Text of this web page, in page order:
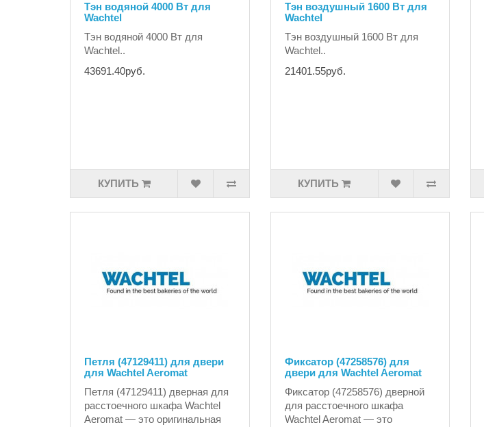
Тэн водяной 4000 Вт для
Wachtel
Тэн водяной 4000 Вт для
Wachtel..
43691.40руб.
КУПИТЬ
Тэн воздушный 1600 Вт для
Wachtel
Тэн воздушный 1600 Вт для
Wachtel..
21401.55руб.
КУПИТЬ
Петля (47129411) для двери
для Wachtel Aeromat
Петля (47129411) дверная для
расстоечного шкафа Wachtel
Aeromat — это оригинальная
Фиксатор (47258576) для
двери для Wachtel Aeromat
Фиксатор (47258576) дверной
для расстоечного шкафа
Wachtel Aeromat — это